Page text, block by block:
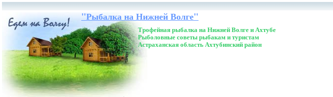
"Рыбалка на Нижней Волге"
Трофейная рыбалка на Нижней Волге и Ахтубе
Рыболовные советы рыбакам и туристам
Астраханская область Ахтубинский район